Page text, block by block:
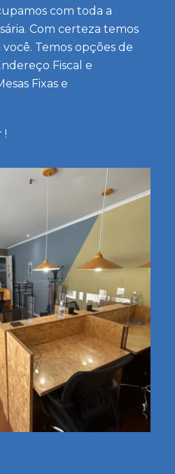
com toda a
Com certeza temos
Temos opções de
Fiscal e
Fixas e
!